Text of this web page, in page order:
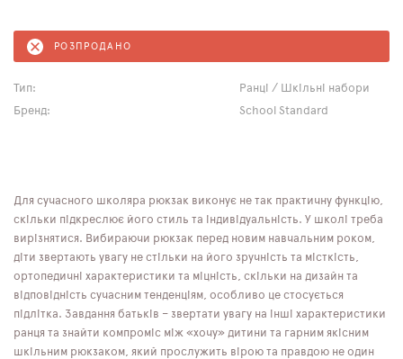
РОЗПРОДАНО
Тип:
Ранці / Шкільні набори
Бренд:
School Standard
Для сучасного школяра рюкзак виконує не так практичну функцію,
скільки підкреслює його стиль та індивідуальність. У школі треба
вирізнятися. Вибираючи рюкзак перед новим навчальним роком,
діти звертають увагу не стільки на його зручність та місткість,
ортопедичні характеристики та міцність, скільки на дизайн та
відповідність сучасним тенденціям, особливо це стосується
підлітка. Завдання батьків – звертати увагу на інші характеристики
ранця та знайти компроміс між «хочу» дитини та гарним якісним
шкільним рюкзаком, який прослужить вірою та правдою не один